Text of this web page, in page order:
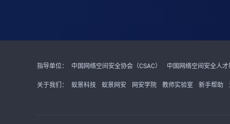
指导单位： 中国网络空间安全协会（CSAC） 中国网络空间安全人
关于我们： 蚁景科技 蚁景网安 网安学院 教师实验室 新手帮助